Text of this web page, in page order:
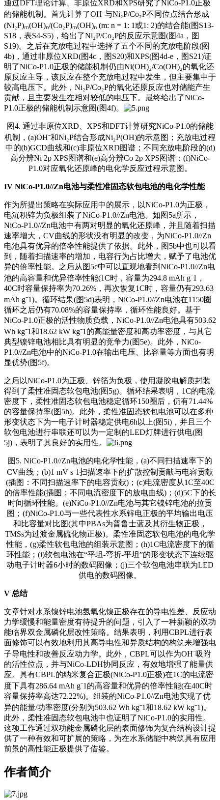
通过DFT理论计算、非原位XRD和XPS研究了NiCo-P1.0正极
的储能机制。首先计算了OH⁻与Ni₂P/Co₂P不同位点结合形成
(Ni₂P)ₘ(OH)ₙ/(Co₂P)ₘ(OH)ₙ (m: n = 1: 1或1: 2)的结合能(图S13-
S18，表S4-S5)，给出了Ni₂P/Co₂P的反应示意图(图4a，图
S19)。之后在充放电过程中选择了五个不同的充放电阶段(图
4b)，通过非原位XRD(图4c，图S20)和XPS(图4d-e，图S21)证
明了NiCo-P1.0正极的储能机制仍由Ni(OH)₂/Co(OH)₂的氧化还
原反应主导，该反应在整个充放电过程中发生，但主要集中于
较高电压下。此外，Ni₂P/Co₂P的氧化还原反应也对储能产生
贡献，且主要发生在相对较低的电压下。最终给出了NiCo-
P1.0正极的储能机制示意图(图4f)。
图4. 通过非原位XRD、XPS和DFT计算研究NiCo-P1.0的储能
机制，(a)OH⁻和Ni₂P结合形成Ni₂P(OH)的示意图；充放电过程
中的(b)GCD曲线和(c)非原位XRD图谱；不同充放电阶段的(d)
高分辨Ni 2p XPS图谱和(e)高分辨Co 2p XPS图谱；(f)NiCo-
P1.0对应氧化还原峰的电化学反应过程示意图。
IV NiCo-P1.0//Zn电池与柔性准固态软包电池的电化学性能
作为所提出策略在实际应用中的展示，以NiCo-P1.0为正极，
电沉积锌为负极组装了NiCo-P1.0//Zn电池。如图5a所示，
NiCo-P1.0//Zn电池中有两对明显的氧化还原峰，并且随着扫描
速率增大，CV曲线的形状没有明显的改变，为NiCo-P1.0//Zn
电池具有优异的倍率性能提供了依据。此外，图5b中也可以看
到，随着扫描速率的增加，电容行为占比增大，赋予了电池优
异的倍率性能。之后从图5c中可以直观地看到NiCo-P1.0//Zn电
池的高容量和优异倍率性能(1C时，容量为294.8 mAh g⁻1，
40C时容量保持率为70.26%，再次恢复1C时，容量仍有293.63
mAh g⁻1)。循环结果(图5d)表明，NiCo-P1.0//Zn电池在1150圈
循环之后仍有70.08%的容量保持率，循环性能良好。基于
NiCo-P1.0正极的活性物质负载，NiCo-P1.0//Zn电池具有503.62
Wh kg⁻1和18.62 kW kg⁻1的高能量密度和高功率密度，与其它
典型镍锌电池相比具有明显的竞争力(图5e)。此外，NiCo-
P1.0//Zn电池中的NiCo-P1.0在输出电压、比容量等方面也有明
显优势(图5f)。
之后以NiCo-P1.0为正极、锌箔为负极，使用凝胶电解质封装
得到了柔性准固态软包电池(图5g)。循环结果表明，1C的电流
密度下，柔性准固态软包电池稳定循环150圈后，仍有71.44%
的容量保持率(图5h)。此外，柔性准固态软包电池可以在多种
形变状态下为一电子计时器稳定供电6h以上(图5i)，并且三个
软包电池进行串联还可以为一定制的LED灯牌进行供电(图
5j)，表明了其良好的实用性。
图5. NiCo-P1.0//Zn电池的电化学性能，(a)不同扫描速率下的
CV曲线；(b)1 mV s⁻1扫描速率下的扩散控制贡献与电容贡献
(插图：不同扫描速率下的电容贡献)；(c)电流密度从1C至40C
的倍率性能(插图：不同电流密度下的放电曲线)；(d)5C下的长
时间循环性能。(e)NiCo-P1.0//Zn电池与其它镍锌电池的拉贡
图；(f)NiCo-P1.0与一些代表性水系锌电正极的平均输出电压
和比容量对比图(其中PBAs为普鲁士蓝及其衍生物正极，
TMSs为过渡金属硫化物正极)。柔性准固态软包电池的电化学
性能，(g)柔性软包电池的组装示意图；(h)1C电流密度下的循
环性能；(i)软包电池在“平坦-弯折-平坦”的形变状态下连续驱
动电子计时器6小时的数码图像；(j)三个软包电池串联为LED
供电的数码图像。
V 总结
文章针对水系镍锌电池氢氧化镍正极存在的导电性差、反应动
力学缓慢和能量密度有待提升的问题，引入了一种新颖的双功
能临界双金属磷化层改性策略。结果表明，利用CBPL进行表
面修饰可以有效地利用其高导电性和异质结构的构筑来增强电
子导电性和改善反应动力学。此外，CBPL可以作为OH⁻吸附
的活性位点，并与NiCo-LDH协同反应，有效地增强了能量供
应。具有CBPL的纳米复合正极(NiCo-P1.0正极)在1C的电流密
度下具有286.64 mAh g⁻1的高容量和优异的倍率性能(在40C时
容量保持率高达72.22%)。组装的NiCo-P1.0//Zn电池实现了优
异的能量/功率密度(分别为503.62 Wh kg⁻1和18.62 kW kg⁻1)。
此外，柔性准固态软包电池中也证明了NiCo-P1.0的实用性。
这项工作通过双功能金属磷化层的表面修饰为复合结构设计提
供了一种有效和可扩展的策略，为在水系储能中构筑具有应用
前景的高性能正极提供了借鉴。
作者简介